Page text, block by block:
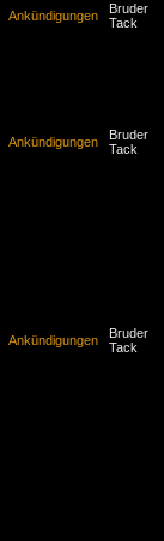
Ankündigungen
Bruder
Tack
Ankündigungen
Bruder
Tack
Ankündigungen
Bruder
Tack